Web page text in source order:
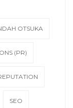
OTSUKA
(PR)
SEO